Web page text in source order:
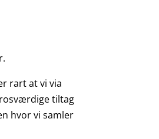
rart at vi via
tiltag
hvor vi samler